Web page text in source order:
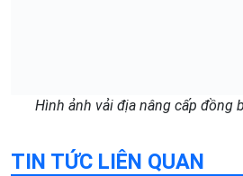
Hình ảnh vải địa nâng cấp đồng
TIN TỨC LIÊN QUAN